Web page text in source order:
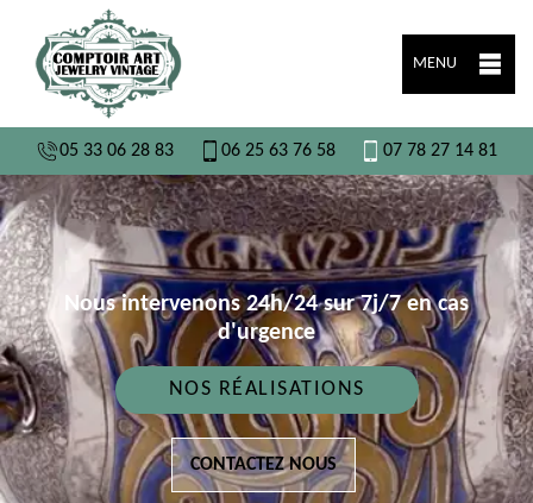
MENU
05 33 06 28 83 06 25 63 76 58 07 78 27 14 81
Nous intervenons 24h/24 sur 7j/7 en cas
d'urgence
NOS RÉALISATIONS
CONTACTEZ NOUS